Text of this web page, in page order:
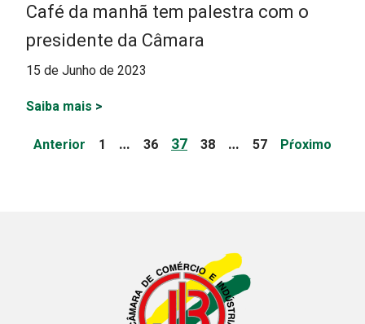
Café da manhã tem palestra com o
presidente da Câmara
15 de Junho de 2023
Saiba mais >
Paginação
Anterior Page
1 … Page
36 Page
37 Page
38 … Page
57 Pŕoximo